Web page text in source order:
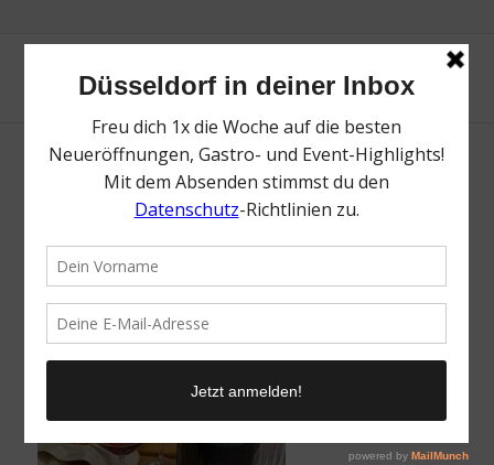
Pommes und Wein | Magazin | Mr.